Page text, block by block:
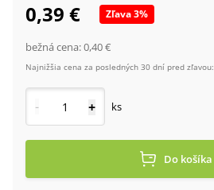
0,39 € Zľava3%
bežná cena:0,40 €
Najnižšia cena za posledných 30 dní pred zľavou:
- + ks
Do košíka